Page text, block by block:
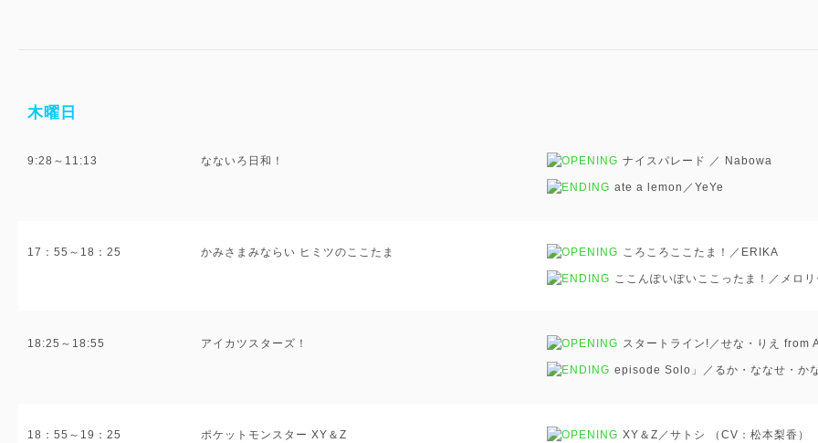
木曜日
9:28～11:13 なないろ日和！ ナイスパレード ／ Nabowa
ate a lemon／YeYe
17：55～18：25 かみさまみならい ヒミツのここたま ころころここたま！／ERIKA
ここんぽいぽいここったま！／メロ
18:25～18:55 アイカツスターズ！ スタートライン!／せな・りえ from
episode Solo」／るか・ななせ・か
18：55～19：25 ポケットモンスター XY＆Z XY＆Z／サトシ （CV：松本梨香）